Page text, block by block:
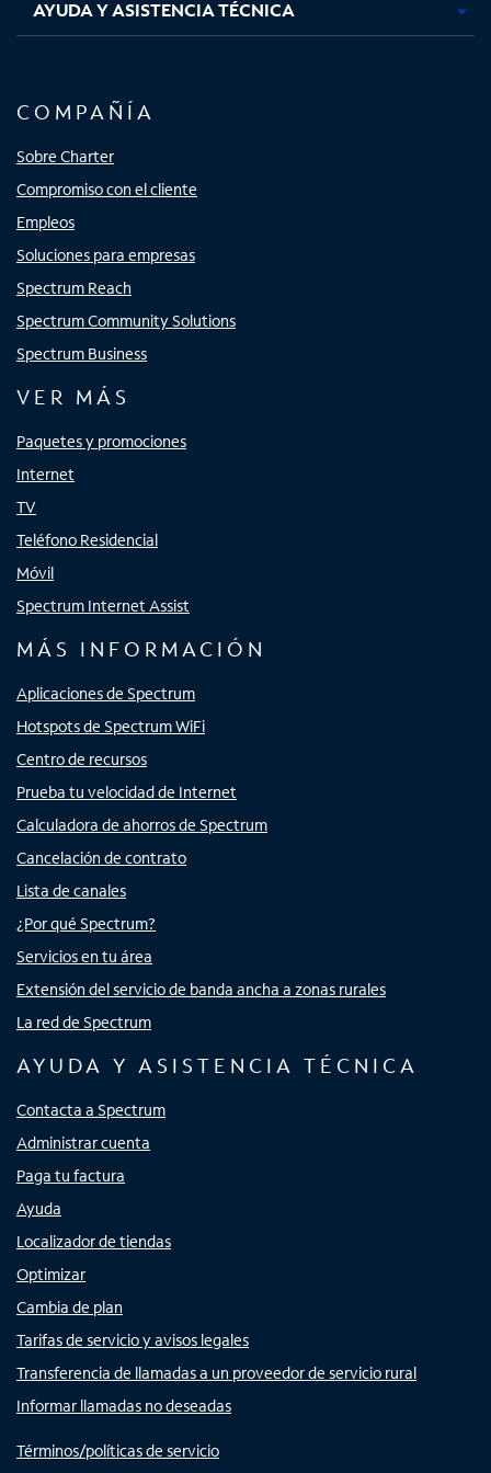
AYUDA Y ASISTENCIA TÉCNICA
COMPAÑÍA
Sobre Charter
Compromiso con el cliente
Empleos
Soluciones para empresas
Spectrum Reach
Spectrum Community Solutions
Spectrum Business
VER MÁS
Paquetes y promociones
Internet
TV
Teléfono Residencial
Móvil
Spectrum Internet Assist
MÁS INFORMACIÓN
Aplicaciones de Spectrum
Hotspots de Spectrum WiFi
Centro de recursos
Prueba tu velocidad de Internet
Calculadora de ahorros de Spectrum
Cancelación de contrato
Lista de canales
¿Por qué Spectrum?
Servicios en tu área
Extensión del servicio de banda ancha a zonas rurales
La red de Spectrum
AYUDA Y ASISTENCIA TÉCNICA
Contacta a Spectrum
Administrar cuenta
Paga tu factura
Ayuda
Localizador de tiendas
Optimizar
Cambia de plan
Tarifas de servicio y avisos legales
Transferencia de llamadas a un proveedor de servicio rural
Informar llamadas no deseadas
Términos/políticas de servicio